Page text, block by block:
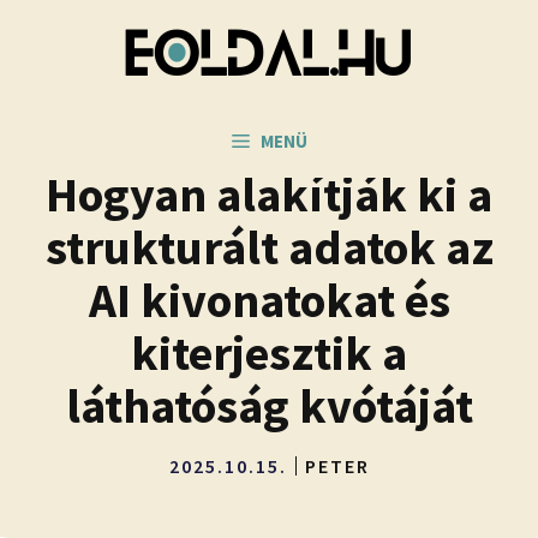
MENÜ
Hogyan alakítják ki a
strukturált adatok az
AI kivonatokat és
kiterjesztik a
láthatóság kvótáját
2025.10.15. PETER